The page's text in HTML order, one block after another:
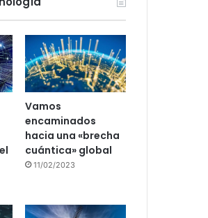
Vamos
encaminados
hacia una «brecha
cuántica» global
11/02/2023